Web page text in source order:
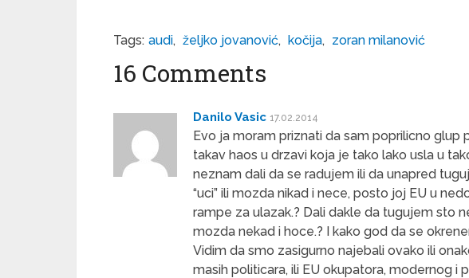
Tags: audi, željko jovanović, kočija, zoran milanović
16 Comments
Danilo Vasic 17.02.2014
Evo ja moram priznati da sam poprilicno glup
takav haos u drzavi koja je tako lako usla u
neznam dali da se radujem ili da unapred
“uci” ili mozda nikad i nece, posto joj EU u
rampe za ulazak.? Dali dakle da tugujem sto
mozda nekad i hoce.? I kako god da se
Vidim da smo zasigurno najebali ovako ili
masih politicara, ili EU okupatora, modernog i